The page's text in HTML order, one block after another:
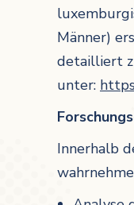
Männer)
detailliert
unter:
Innerhalb